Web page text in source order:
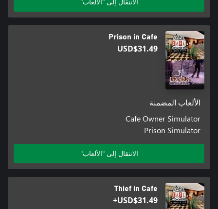
Prison in Cafe
USD$31.49
الألعاب المضمنة
Cafe Owner Simulator
Prison Simulator
الانتقال إلى "الألعاب"
Thief in Cafe
USD$31.49+